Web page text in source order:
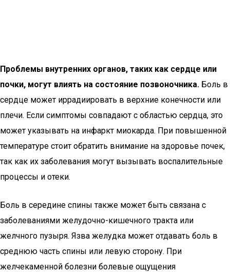
Проблемы внутренних органов, таких как сердце или
почки, могут влиять на состояние позвоночника. Боль в
сердце может иррадиировать в верхние конечности или
плечи. Если симптомы совпадают с областью сердца, это
может указывать на инфаркт миокарда. При повышенной
температуре стоит обратить внимание на здоровье почек,
так как их заболевания могут вызывать воспалительные
процессы и отеки.
Боль в середине спины также может быть связана с
заболеваниями желудочно-кишечного тракта или
желчного пузыря. Язва желудка может отдавать боль в
среднюю часть спины или левую сторону. При
желчекаменной болезни болевые ощущения